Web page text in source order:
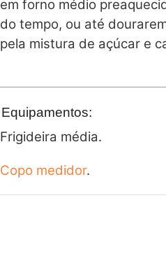
em forno médio
do tempo, ou até
pela mistura de açúcar e
Equipamentos:
Frigideira média.
Copo medidor.